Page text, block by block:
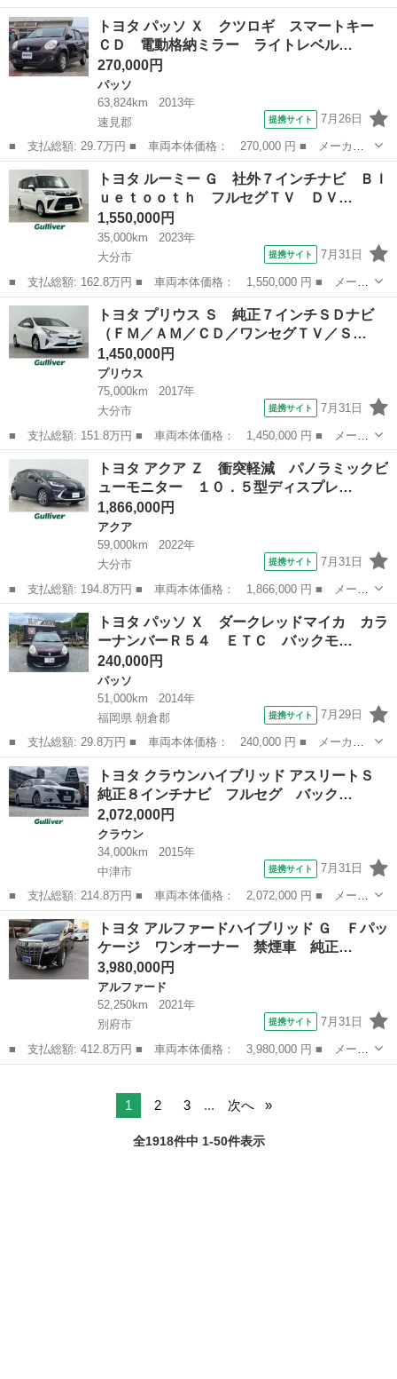
名： トヨタ ■ 車種名： パッソ ■ グレード名： モーダ Ｇパ
ッケージ 禁煙車 メモリーナビ バックカメラ 衝突軽減 ＥＴ
Ｃ ドラレコ ...
大分 大分市 パッソ
トヨタ パッソ Ｘ クツロギ スマートキー
ＣＤ 電動格納ミラー ライトレベル…
270,000円
パッソ
63,824km
2013年
速見郡
提携サイト 7月26日
■ 支払総額: 29.7万円 ■ 車両本体価格： 270,000 円 ■ メーカー
名： トヨタ ■ 車種名： パッソ ■ グレード名： Ｘ クツロ
ギ スマートキー ＣＤ 電動格納ミラー ライトレベル調節 ベン
チシート パワ...
大分 速見郡 パッソ
トヨタ ルーミー Ｇ 社外７インチナビ Ｂｌ
ｕｅｔｏｏｔｈ フルセグＴＶ ＤＶ…
1,550,000円
35,000km
2023年
大分市
提携サイト 7月31日
■ 支払総額: 162.8万円 ■ 車両本体価格： 1,550,000 円 ■ メーカ
ー名： トヨタ ■ 車種名： ルーミー ■ グレード名： Ｇ 社外
７インチナビ Ｂｌｕｅｔｏｏｔｈ フルセグＴＶ ＤＶＤ ＣＤ
両側パワ...
大分 大分市 トヨタ
トヨタ プリウス Ｓ 純正７インチＳＤナビ
（ＦＭ／ＡＭ／ＣＤ／ワンセグＴＶ／Ｓ…
1,450,000円
プリウス
75,000km
2017年
大分市
提携サイト 7月31日
■ 支払総額: 151.8万円 ■ 車両本体価格： 1,450,000 円 ■ メーカ
ー名： トヨタ ■ 車種名： プリウス ■ グレード名： Ｓ 純正
７インチＳＤナビ（ＦＭ／ＡＭ／ＣＤ／ワンセグＴＶ／ＳＤ／ＡＵＸ
／Ｂｌｕ...
大分 大分市 プリウス
トヨタ アクア Ｚ 衝突軽減 パノラミックビ
ューモニター １０．５型ディスプレ…
1,866,000円
アクア
59,000km
2022年
大分市
提携サイト 7月31日
■ 支払総額: 194.8万円 ■ 車両本体価格： 1,866,000 円 ■ メーカ
ー名： トヨタ ■ 車種名： アクア ■ グレード名： Ｚ 衝突軽
減 パノラミックビューモニター １０．５型ディスプレイオーディ
オ フル...
大分 大分市 アクア
トヨタ パッソ Ｘ ダークレッドマイカ カラ
ーナンバーＲ５４ ＥＴＣ バックモ…
240,000円
パッソ
51,000km
2014年
福岡県 朝倉郡
提携サイト 7月29日
■ 支払総額: 29.8万円 ■ 車両本体価格： 240,000 円 ■ メーカー
名： トヨタ ■ 車種名： パッソ ■ グレード名： Ｘ ダークレ
ッドマイカ カラーナンバーＲ５４ ＥＴＣ バックモニター Ｔ
Ｖ カーナビＮ...
福岡 朝倉郡 パッソ
トヨタ クラウンハイブリッド アスリートＳ
純正８インチナビ フルセグ バック…
2,072,000円
クラウン
34,000km
2015年
中津市
提携サイト 7月31日
■ 支払総額: 214.8万円 ■ 車両本体価格： 2,072,000 円 ■ メーカ
ー名： トヨタ ■ 車種名： クラウンハイブリッド ■ グレード
名： アスリートＳ 純正８インチナビ フルセグ バックカメラ
ステアリン...
大分 中津市 クラウン
トヨタ アルファードハイブリッド Ｇ Ｆパッ
ケージ ワンオーナー 禁煙車 純正…
3,980,000円
アルファード
52,250km
2021年
別府市
提携サイト 7月31日
■ 支払総額: 412.8万円 ■ 車両本体価格： 3,980,000 円 ■ メーカ
ー名： トヨタ ■ 車種名： アルファードハイブリッド ■ グレー
1 2 3 ... 次へ
全1918件中 1-50件表示